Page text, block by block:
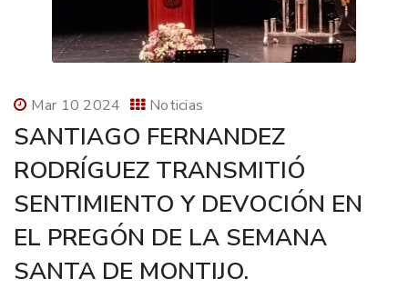
Mar 10 2024 Noticias
SANTIAGO FERNANDEZ
RODRÍGUEZ TRANSMITIÓ
SENTIMIENTO Y DEVOCIÓN EN
EL PREGÓN DE LA SEMANA
SANTA DE MONTIJO.